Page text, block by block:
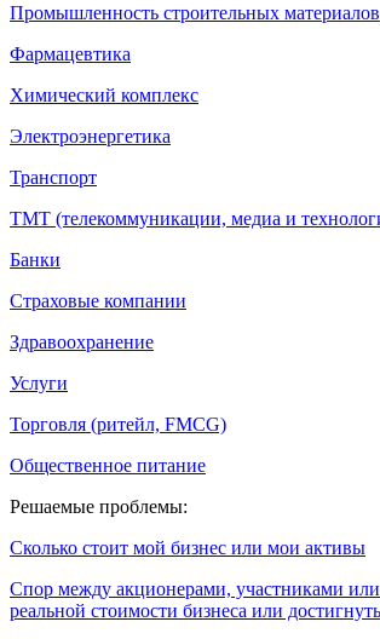
Промышленность строительных материалов
Фармацевтика
Химический комплекс
Электроэнергетика
Транспорт
ТМТ (телекоммуникации, медиа и
Банки
Страховые компании
Здравоохранение
Услуги
Торговля (ритейл, FMCG)
Общественное питание
Решаемые проблемы:
Сколько стоит мой бизнес или мои активы
Спор между акционерами, участниками
реальной стоимости бизнеса или